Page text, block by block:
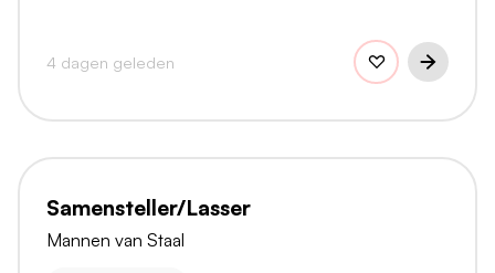
4 dagen geleden
Samensteller/Lasser
Mannen van Staal